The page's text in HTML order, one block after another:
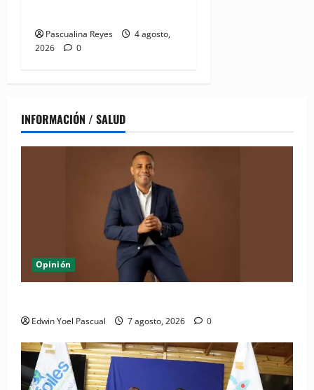
Pascualina Reyes
4 agosto,
2026
0
INFORMACIÓN / SALUD
Opinión
Edwin Yoel Pascual 7 agosto, 2026 0